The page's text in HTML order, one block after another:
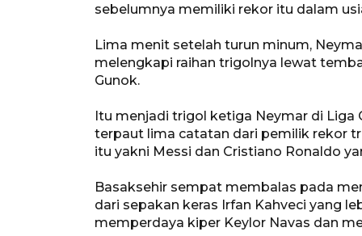
sebelumnya memiliki rekor itu dalam
Lima menit setelah turun minum,
melengkapi raihan trigolnya lewat
Gunok.
Itu menjadi trigol ketiga Neymar di Liga
terpaut lima catatan dari pemilik rekor
itu yakni Messi dan Cristiano Ronaldo
Basaksehir sempat membalas pada
dari sepakan keras Irfan Kahveci yang
memperdaya kiper Keylor Navas dan